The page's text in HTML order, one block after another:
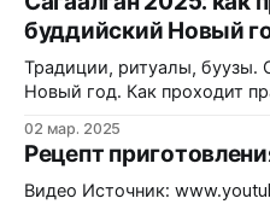
буддийский Новый
Традиции, ритуалы, буузы. Сагаалган — буддийский
Новый год. Как проходит
отправились в Усть-
Даржелин» в Иркутской
об этом древнем празднике. В этом видео *
02 мар. 2025
Рецепт
Видео Источник: